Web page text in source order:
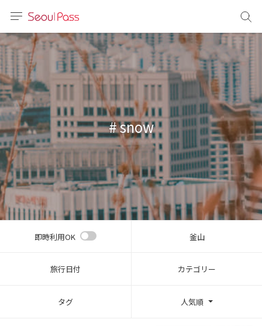
体)
文 (台灣)
# snow
即時利用OK 釜山
旅行日付 カテゴリー
タグ 人気順